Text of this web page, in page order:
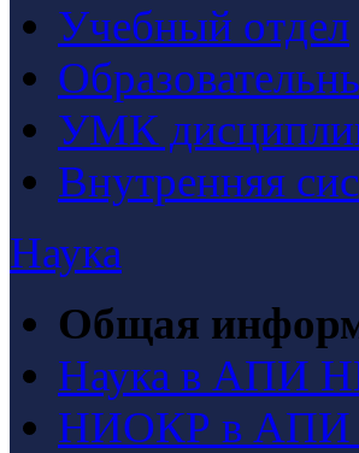
Учебный отдел
УМК
Внутренняя
Наука
Общая
Наука в АПИ
НИОКР в